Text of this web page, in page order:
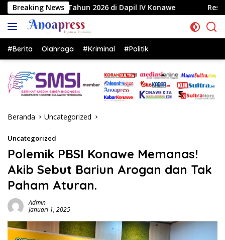
Langsung
ke
konten
Breaking News
2026 di Dapil IV Konawe Reses di Labela, Anggota
#Berita Olahraga #Kriminal #Politik
Beranda Uncategorized
Uncategorized
Polemik PBSI Konawe Memanas!
Akib Sebut Bariun Arogan dan Tak
Paham Aturan.
Admin
Januari 1, 2025